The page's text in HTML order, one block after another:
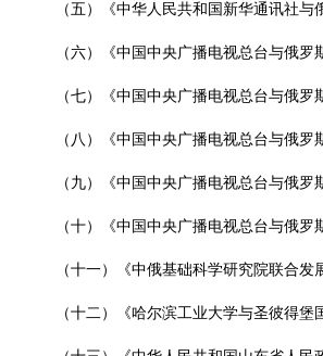
（五）《中华人民共和国新华通讯社
（六）《中国中央广播电视总台与俄
（七）《中国中央广播电视总台与俄
（八）《中国中央广播电视总台与俄
（九）《中国中央广播电视总台与俄
（十）《中国中央广播电视总台与俄罗
（十一）《中俄基础科学研究院联合发
（十二）《哈尔滨工业大学与圣彼得